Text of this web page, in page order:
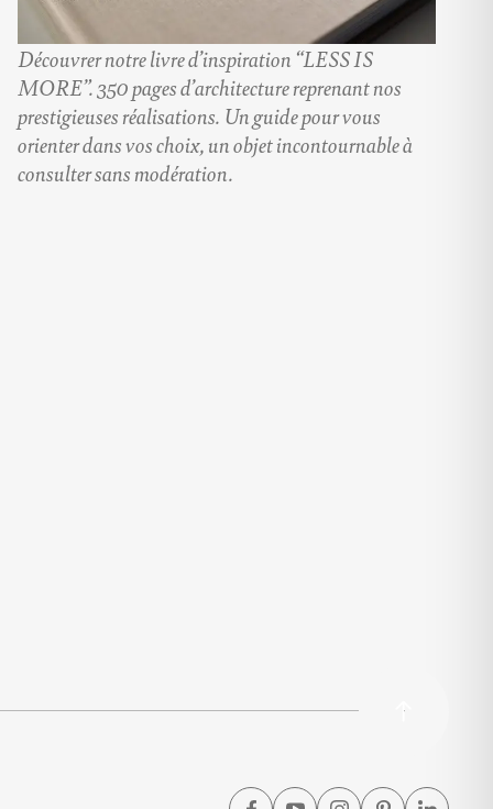
Découvrer notre livre d’inspiration “LESS IS
MORE”. 350 pages d’architecture reprenant nos
prestigieuses réalisations. Un guide pour vous
orienter dans vos choix, un objet incontournable à
consulter sans modération.